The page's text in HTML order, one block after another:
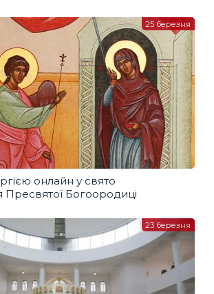
онлайн у свято
Пресвятої Богоородиці
25 березня
23 березня